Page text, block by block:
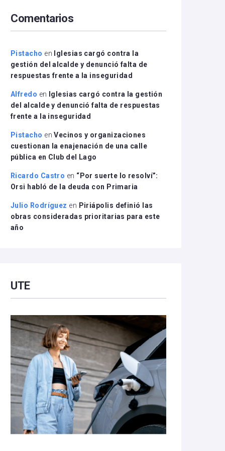
disminuir
el
Comentarios
Pistacho en
Iglesias cargó contra la
gestión del alcalde y denunció falta de
respuestas frente a la inseguridad
Alfredo en
Iglesias cargó contra la gestión
del alcalde y denunció falta de respuestas
frente a la inseguridad
Pistacho enVecinos y organizaciones
cuestionan la enajenación de una calle
pública en Club del Lago
Ricardo Castro en “Por suerte lo resolví”:
Orsi habló de la deuda con Primaria
Julio Rodríguez en Piriápolis definió las
obras consideradas prioritarias para este
año
UTE